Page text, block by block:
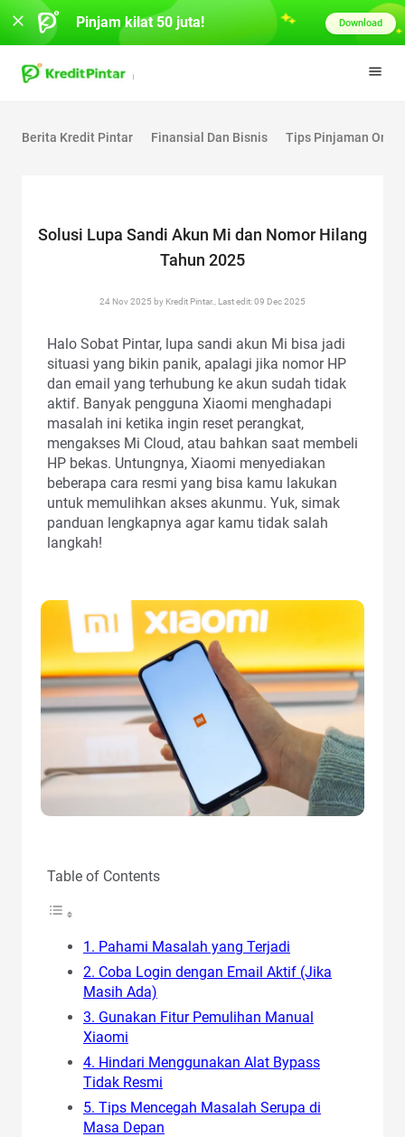
Berita Kredit Pintar Finansial Dan Bisnis Tips Pinjaman
Solusi Lupa Sandi Akun Mi dan Nomor Hilang
Tahun 2025
24 Nov 2025 by Kredit Pintar., Last edit: 09 Dec 2025
Halo Sobat Pintar, lupa sandi akun Mi bisa jadi
situasi yang bikin panik, apalagi jika nomor HP
dan email yang terhubung ke akun sudah tidak
aktif. Banyak pengguna Xiaomi menghadapi
masalah ini ketika ingin reset perangkat,
mengakses Mi Cloud, atau bahkan saat membeli
HP bekas. Untungnya, Xiaomi menyediakan
beberapa cara resmi yang bisa kamu lakukan
untuk memulihkan akses akunmu. Yuk, simak
panduan lengkapnya agar kamu tidak salah
langkah!
Table of Contents
1. Pahami Masalah yang Terjadi
2. Coba Login dengan Email Aktif (Jika
Masih Ada)
3. Gunakan Fitur Pemulihan Manual
Xiaomi
4. Hindari Menggunakan Alat Bypass
Tidak Resmi
5. Tips Mencegah Masalah Serupa di
Masa Depan
Pinjam kilat 50 juta! Download